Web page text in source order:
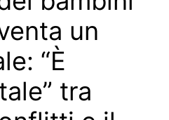
un
“È
tra